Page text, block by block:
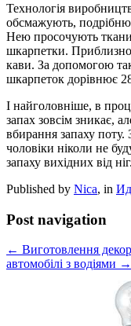
Технологія
обсмажують,
Нею просочують
шкарпетки.
кави. За допомогою
шкарпеток дорівнює
І найголовніше, в
запах зовсім зникає,
вбирання запаху
чоловіки ніколи не
запаху вихідних від ніг.
Published by Nica, in
Post navigation
← Виготовлення
автомобілі з водіями →